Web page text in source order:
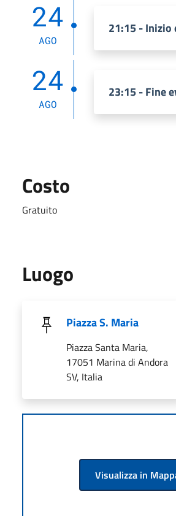
24
AGO
21:15 - Inizio
24
AGO
23:15 - Fine
Costo
Gratuito
Luogo
Piazza S. Maria
Piazza Santa Maria,
17051 Marina di Andora
SV, Italia
Visualizza in